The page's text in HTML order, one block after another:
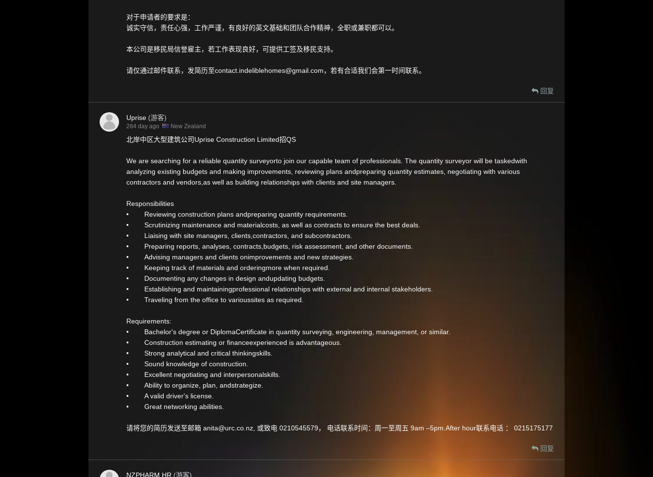
对于申请者的要求是：
诚实守信，责任心强，工作严谨，有良好的英文基础和团队合作精神，全职或兼职都可以。
本公司是移民局信誉雇主，若工作表现良好，可提供工签及移民支持。
请仅通过邮件联系，发简历至contact.indeliblehomes@gmail.com，若有合适我们会第一时间联系。
回复
Uprise (游客)
284 day ago New Zealand
北岸中区大型建筑公司Uprise Construction Limited招QS
We are searching for a reliable quantity surveyorto join our capable team of professionals. The quantity surveyor will be taskedwith
analyzing existing budgets and making improvements, reviewing plans andpreparing quantity estimates, negotiating with various
contractors and vendors,as well as building relationships with clients and site managers.
Responsibilities
• Reviewing construction plans andpreparing quantity requirements.
• Scrutinizing maintenance and materialcosts, as well as contracts to ensure the best deals.
• Liaising with site managers, clients,contractors, and subcontractors.
• Preparing reports, analyses, contracts,budgets, risk assessment, and other documents.
• Advising managers and clients onimprovements and new strategies.
• Keeping track of materials and orderingmore when required.
• Documenting any changes in design andupdating budgets.
• Establishing and maintainingprofessional relationships with external and internal stakeholders.
• Traveling from the office to varioussites as required.
Requirements:
• Bachelor's degree or DiplomaCertificate in quantity surveying, engineering, management, or similar.
• Construction estimating or financeexperienced is advantageous.
• Strong analytical and critical thinkingskills.
• Sound knowledge of construction.
• Excellent negotiating and interpersonalskills.
• Ability to organize, plan, andstrategize.
• A valid driver's license.
• Great networking abilities.
请将您的简历发送至邮箱 anita@urc.co.nz, 或致电 0210545579， 电话联系时间：周一至周五 9am –5pm.After hour联系电话 ： 0215175177
回复
NZPHARM HR (游客)